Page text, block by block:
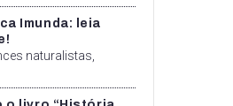
Imunda: leia
naturalistas,